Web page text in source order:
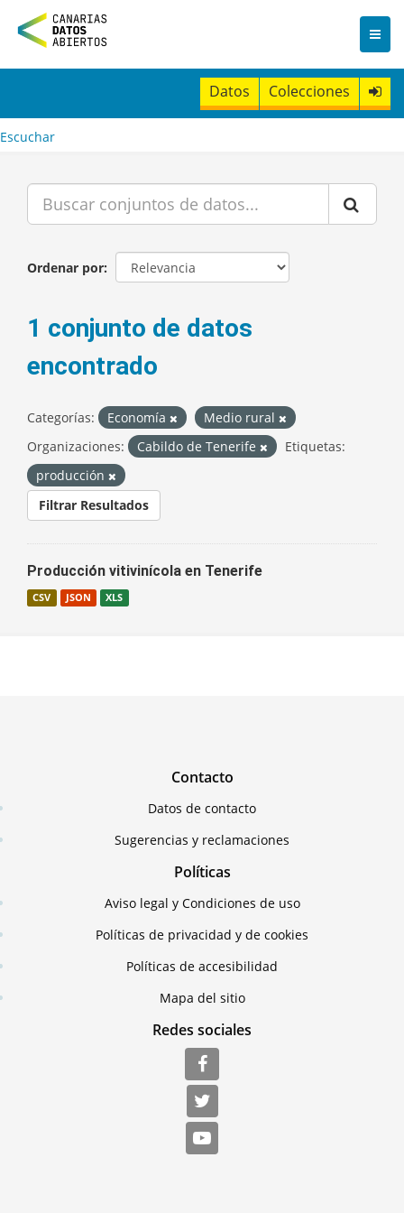
n
t
Datos Colecciones
Escuchar
Ordenar por
1 conjunto de datos
encontrado
Categorías: Economía
Medio rural
Organizaciones:
Cabildo de Tenerife
Etiquetas:
producción
Filtrar Resultados
Producción vitivinícola en Tenerife
CSV JSON XLS
Contacto
Datos de contacto
Sugerencias y reclamaciones
Políticas
Aviso legal y Condiciones de uso
Políticas de privacidad y de cookies
Políticas de accesibilidad
Mapa del sitio
Redes sociales